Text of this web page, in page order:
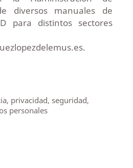
diversos manuales de
para distintos sectores
privacidad, seguridad,
personales